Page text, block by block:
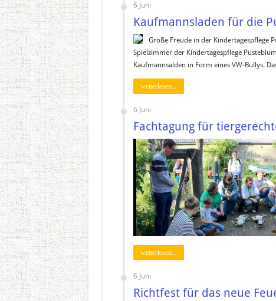
6 Juni
Kaufmannsladen für die
Große Freude in der Kindertagespflege
Spielzimmer der Kindertagespflege
Kaufmannsalden in Form eines VW-Bullys.
weiterlesen...
6 Juni
Fachtagung für
weiterlesen...
6 Juni
Richtfest für das neue